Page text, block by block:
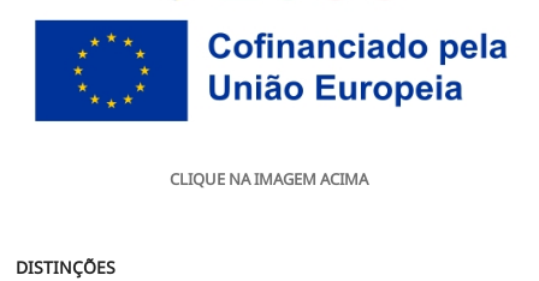
CLIQUE NA IMAGEM ACIMA
DISTINÇÕES